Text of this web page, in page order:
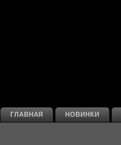
НОВИНКИ
ГЛАВНАЯ